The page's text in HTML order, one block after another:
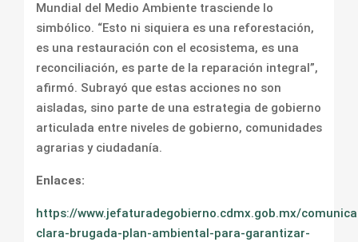
Mundial del Medio Ambiente trasciende lo
simbólico. “Esto ni siquiera es una reforestación,
es una restauración con el ecosistema, es una
reconciliación, es parte de la reparación integral”,
afirmó. Subrayó que estas acciones no son
aisladas, sino parte de una estrategia de gobierno
articulada entre niveles de gobierno, comunidades
agrarias y ciudadanía.
Enlaces:
https://www.jefaturadegobierno.cdmx.gob.mx/
clara-brugada-plan-ambiental-para-garantizar-